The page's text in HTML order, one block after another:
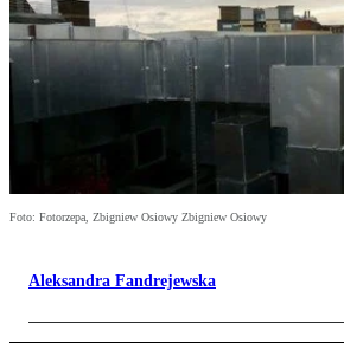
Foto: Fotorzepa, Zbigniew Osiowy Zbigniew Osiowy
Aleksandra Fandrejewska